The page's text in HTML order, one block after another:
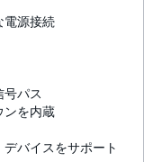
電源接続
パス
ンを内蔵
バイスをサポート